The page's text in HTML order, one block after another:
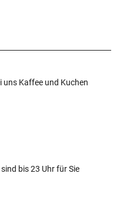
uns Kaffee und Kuchen
bis 23 Uhr für Sie